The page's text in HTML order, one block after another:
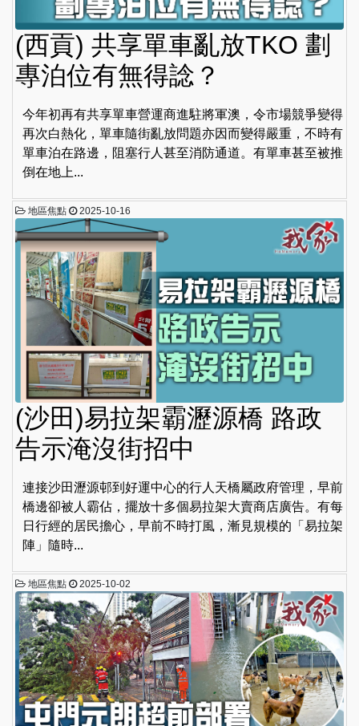
(西貢) 共享單車亂放TKO 劃
專泊位有無得諗？
今年初再有共享單車營運商進駐將軍澳，令市場競爭變得
再次白熱化，單車隨街亂放問題亦因而變得嚴重，不時有
單車泊在路邊，阻塞行人甚至消防通道。有單車甚至被推
倒在地上...
地區焦點 2025-10-16
(沙田)易拉架霸瀝源橋 路政
告示淹沒街招中
連接沙田瀝源邨到好運中心的行人天橋屬政府管理，早前
橋邊卻被人霸佔，擺放十多個易拉架大賣商店廣告。有每
日行經的居民擔心，早前不時打風，漸見規模的「易拉架
陣」隨時...
地區焦點 2025-10-02